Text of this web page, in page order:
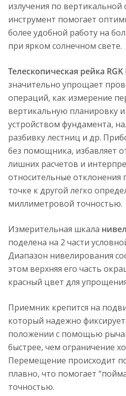
излучения по вертикальной
инструмент помогает
более удобной работу на
при ярком солнечном свете.
Телескопическая рейка RGK
значительно упрощает
операций, как измерение
вертикальную планировку
устройством фундамента,
разбивку лестниц и др.
без помощника, избавляет
лишних расчетов и
относительные отклонения
точке к другой легко
миллиметровой точностью.
Измерительная шкала
поделена на 2 части
Диапазон нивелирования
этом верхняя его часть
красный цвет для
Приемник крепится на
который надежно
положении с помощью
быстрее, чем ограничение
Перемещение происходит
плавно, что помогает
точностью.